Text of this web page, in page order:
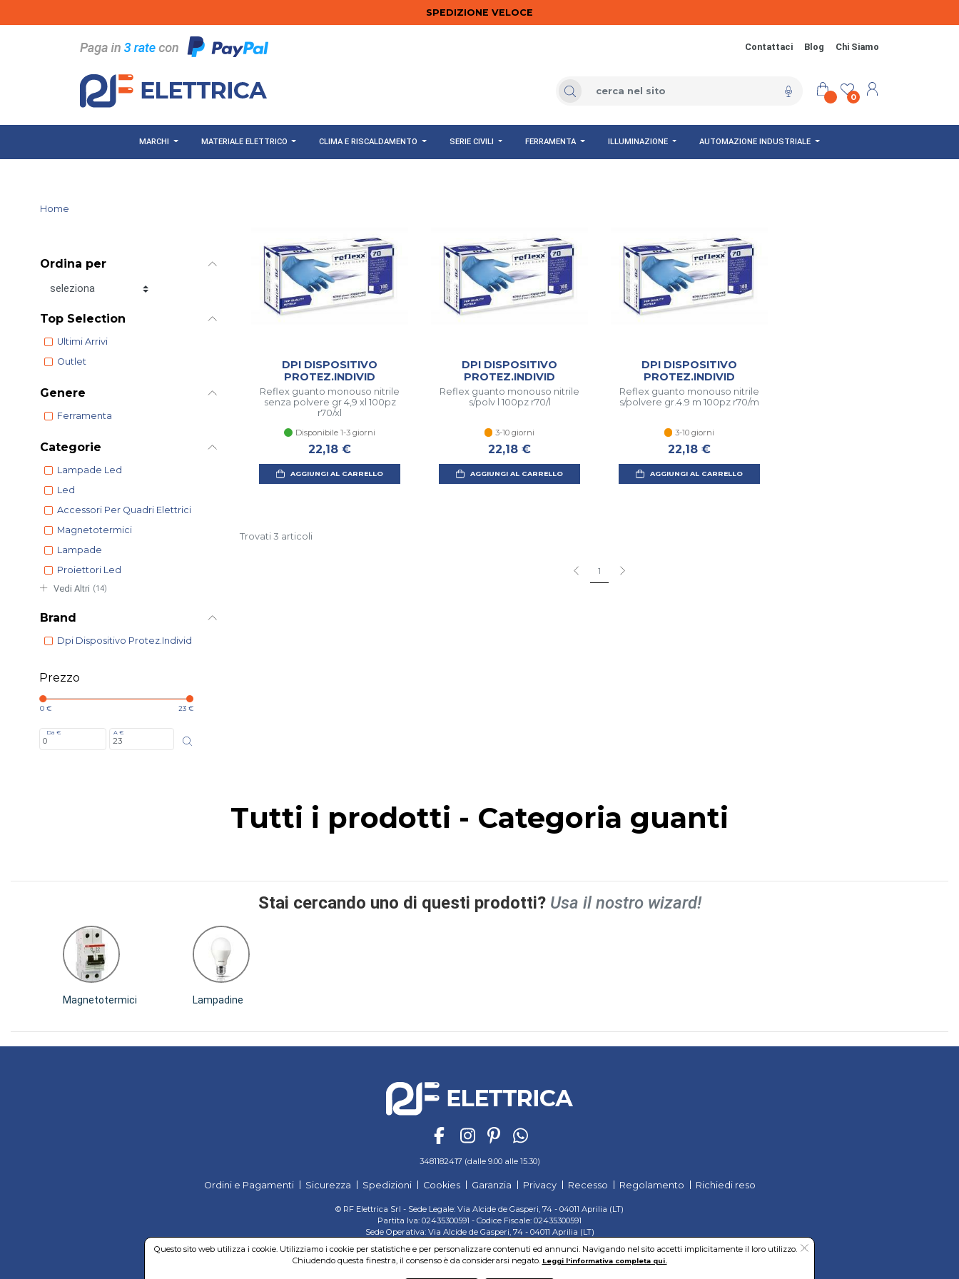
SPEDIZIONE VELOCE
Contattaci Blog Chi Siamo
0
MARCHI MATERIALE ELETTRICO CLIMA E RISCALDAMENTO SERIE CIVILI FERRAMENTA ILLUMINAZIONE AUTOMAZIONE INDUSTRIALE
Home
Ordina per
Ordina per
Top Selection
Ultimi Arrivi
Outlet
Genere
Ferramenta
Categorie
Lampade Led
Led
Accessori Per Quadri Elettrici
Magnetotermici
Lampade
Proiettori Led
Vedi Altri (14)
Brand
Dpi Dispositivo Protez.individ
Prezzo
0 € 23 €
Da € A €
DPI DISPOSITIVO
PROTEZ.INDIVID
Reflex guanto monouso nitrile
senza polvere gr 4,9 xl 100pz
r70/xl
Disponibile 1-3 giorni
22,18 €
AGGIUNGI AL CARRELLO
DPI DISPOSITIVO
PROTEZ.INDIVID
Reflex guanto monouso nitrile
s/polv l 100pz r70/l
3-10 giorni
22,18 €
AGGIUNGI AL CARRELLO
DPI DISPOSITIVO
PROTEZ.INDIVID
Reflex guanto monouso nitrile
s/polvere gr.4.9 m 100pz r70/m
3-10 giorni
22,18 €
AGGIUNGI AL CARRELLO
Trovati 3 articoli
1
Tutti i prodotti - Categoria guanti
Stai cercando uno di questi prodotti? Usa il nostro wizard!
Magnetotermici Lampadine
3481182417 (dalle 9.00 alle 15.30)
Ordini e Pagamenti Sicurezza Spedizioni Cookies Garanzia Privacy Recesso Regolamento Richiedi reso
© RF Elettrica Srl - Sede Legale: Via Alcide de Gasperi, 74 - 04011 Aprilia (LT)
Partita Iva: 02435300591 - Codice Fiscale: 02435300591
Sede Operativa: Via Alcide de Gasperi, 74 - 04011 Aprilia (LT)
Questo sito web utilizza i cookie. Utilizziamo i cookie per statistiche e per personalizzare contenuti ed annunci. Navigando nel sito accetti implicitamente il loro utilizzo.
Chiudendo questa finestra, il consenso è da considerarsi negato. Leggi l'informativa completa qui.